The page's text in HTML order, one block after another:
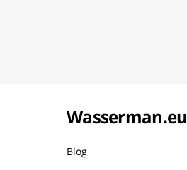
Wasserman.eu
Blog